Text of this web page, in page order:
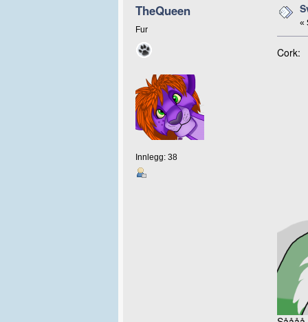
TheQueen
Fur
Innlegg: 38
«
Cork: